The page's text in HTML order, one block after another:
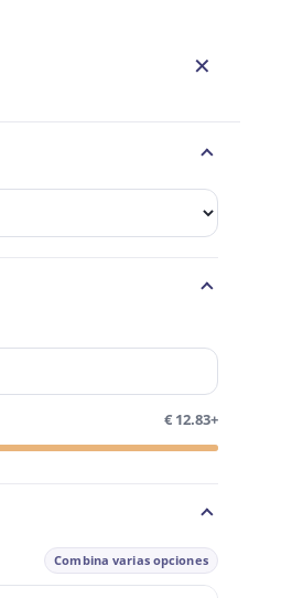
✕
€ 12.83+
Combina varias opciones